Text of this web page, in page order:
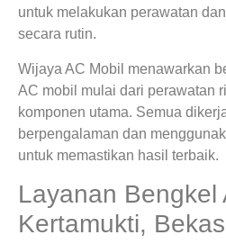
untuk melakukan perawatan
secara rutin.
Wijaya AC Mobil menawarkan
AC mobil mulai dari perawatan
komponen utama. Semua
berpengalaman dan
untuk memastikan hasil terbaik.
Layanan Bengkel
Kertamukti,